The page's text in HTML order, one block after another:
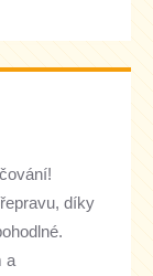
díky
a